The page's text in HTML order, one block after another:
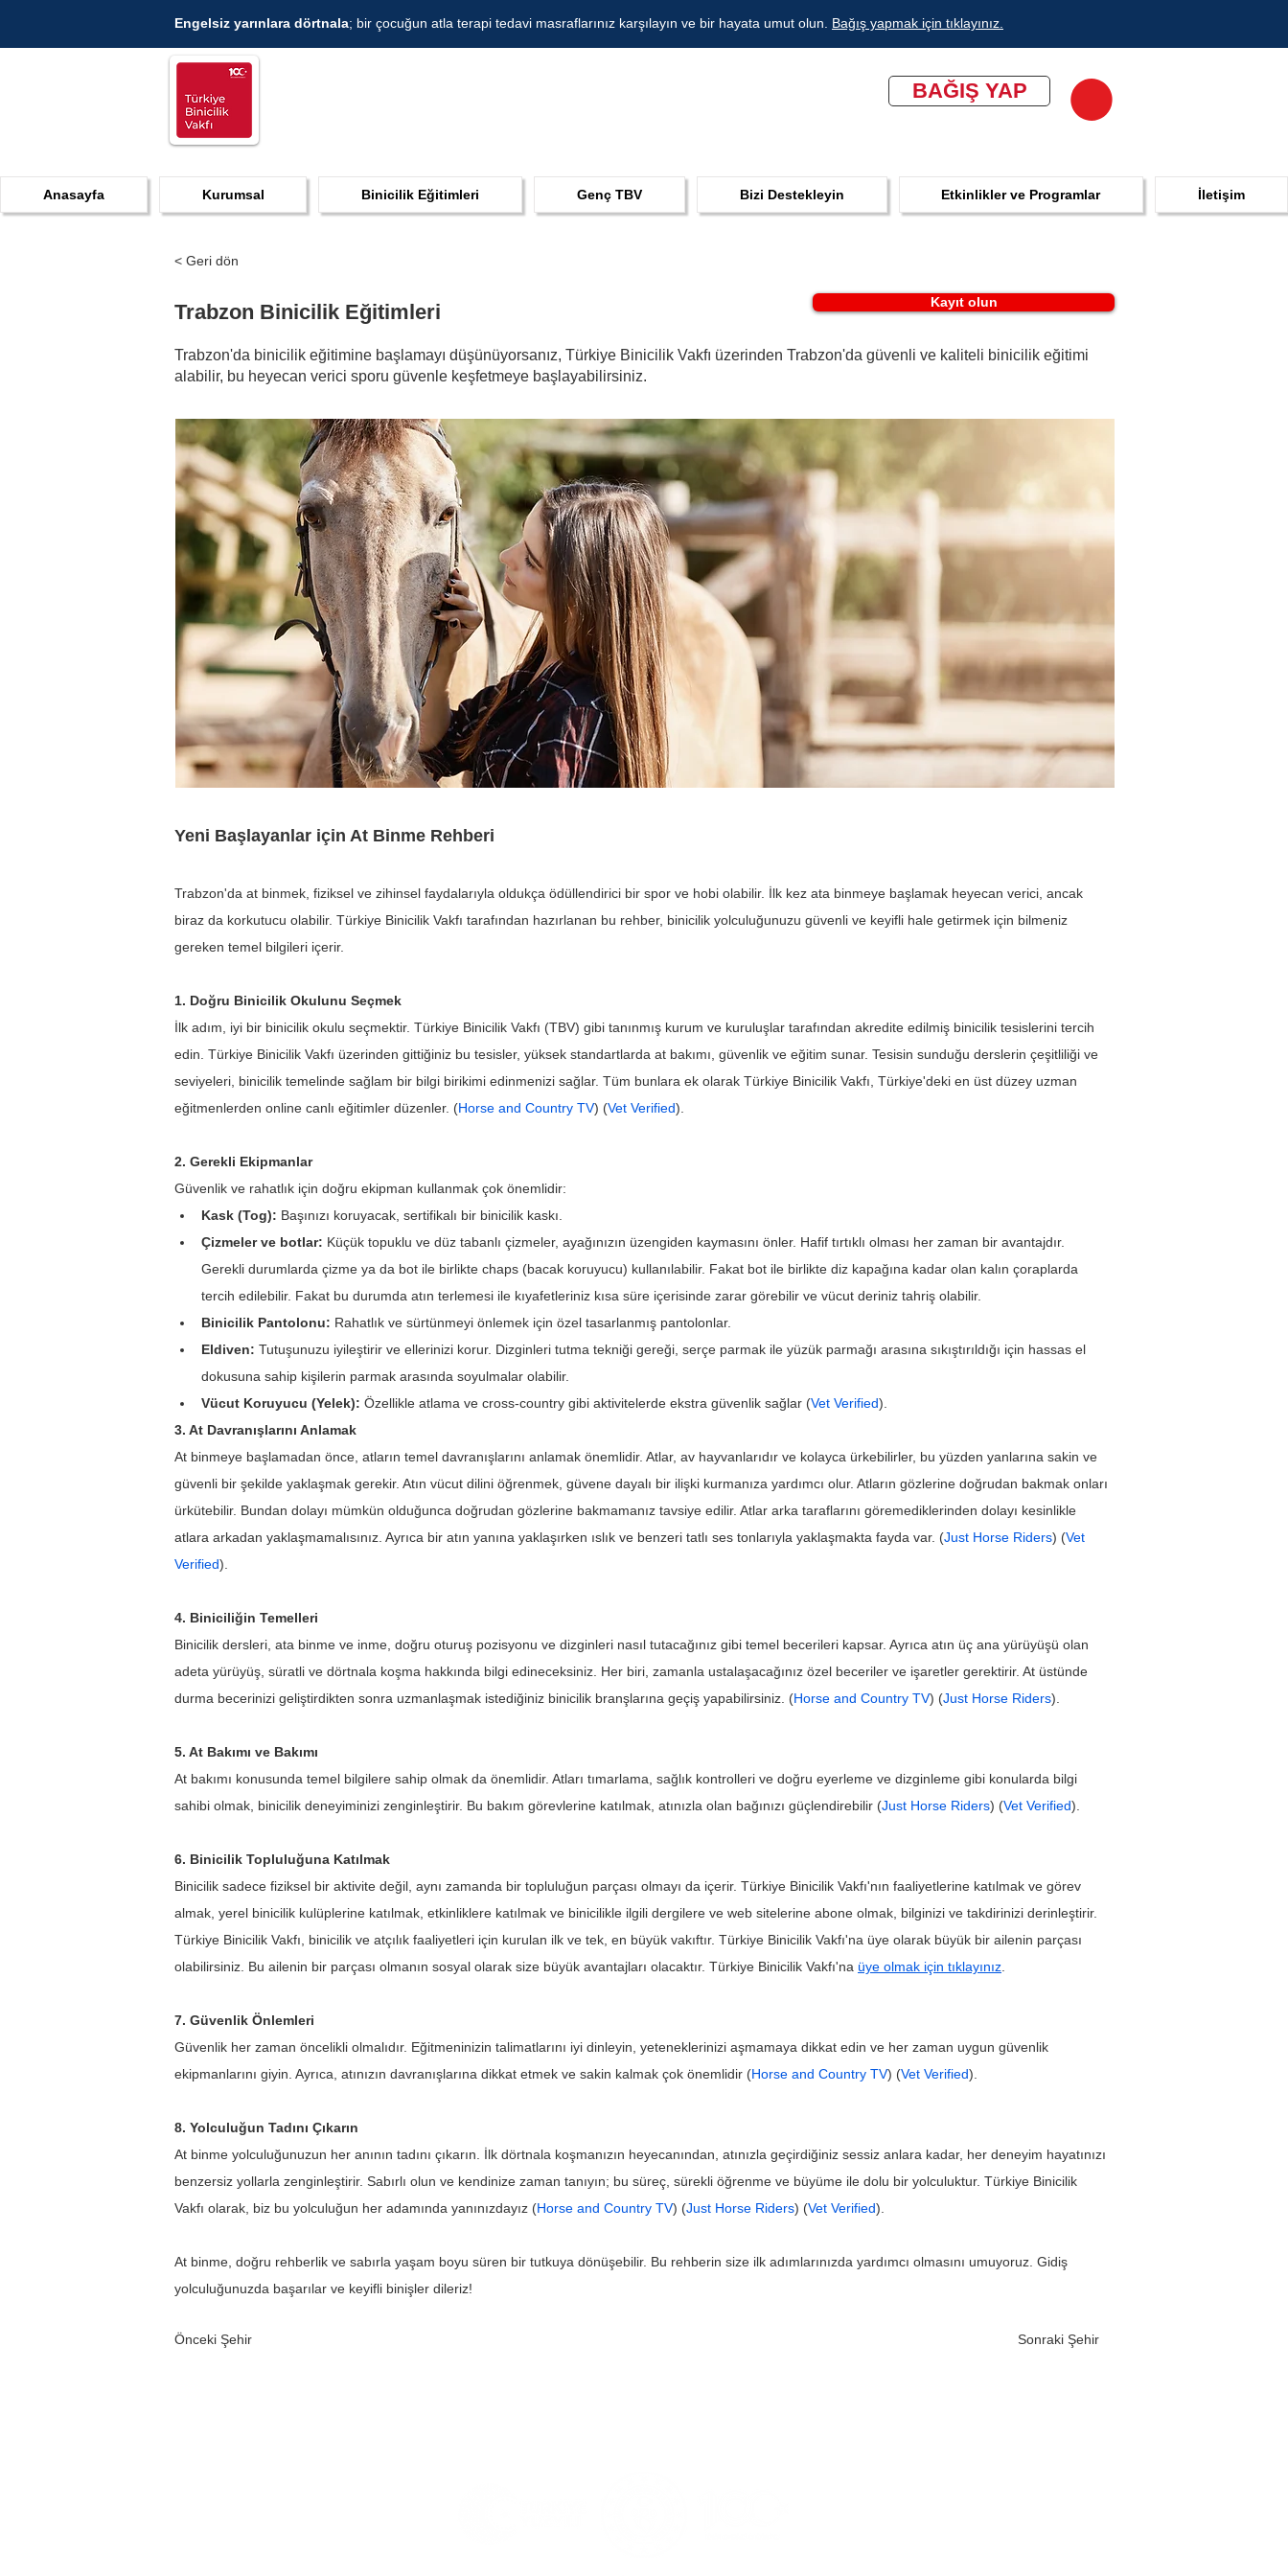
Engelsiz yarınlara dörtnala; bir çocuğun atla terapi tedavi masraflarınız karşılayın ve bir hayata umut olun. Bağış yapmak için tıklayınız.
BAĞIŞ YAP
Anasayfa Kurumsal Binicilik Eğitimleri Genç TBV Bizi Destekleyin Etkinlikler ve Programlar İletişim
< Geri dön
Trabzon Binicilik Eğitimleri Kayıt olun
Trabzon'da binicilik eğitimine başlamayı düşünüyorsanız, Türkiye Binicilik Vakfı üzerinden Trabzon'da güvenli ve kaliteli binicilik eğitimi
alabilir, bu heyecan verici sporu güvenle keşfetmeye başlayabilirsiniz.
Yeni Başlayanlar için At Binme Rehberi
Trabzon'da at binmek, fiziksel ve zihinsel faydalarıyla oldukça ödüllendirici bir spor ve hobi olabilir. İlk kez ata binmeye başlamak heyecan verici, ancak
biraz da korkutucu olabilir. Türkiye Binicilik Vakfı tarafından hazırlanan bu rehber, binicilik yolculuğunuzu güvenli ve keyifli hale getirmek için bilmeniz
gereken temel bilgileri içerir.
1. Doğru Binicilik Okulunu Seçmek
İlk adım, iyi bir binicilik okulu seçmektir. Türkiye Binicilik Vakfı (TBV) gibi tanınmış kurum ve kuruluşlar tarafından akredite edilmiş binicilik tesislerini tercih
edin. Türkiye Binicilik Vakfı üzerinden gittiğiniz bu tesisler, yüksek standartlarda at bakımı, güvenlik ve eğitim sunar. Tesisin sunduğu derslerin çeşitliliği ve
seviyeleri, binicilik temelinde sağlam bir bilgi birikimi edinmenizi sağlar. Tüm bunlara ek olarak Türkiye Binicilik Vakfı, Türkiye'deki en üst düzey uzman
eğitmenlerden online canlı eğitimler düzenler. (Horse and Country TV) (Vet Verified).
2. Gerekli Ekipmanlar
Güvenlik ve rahatlık için doğru ekipman kullanmak çok önemlidir:
Kask (Tog): Başınızı koruyacak, sertifikalı bir binicilik kaskı.
Çizmeler ve botlar: Küçük topuklu ve düz tabanlı çizmeler, ayağınızın üzengiden kaymasını önler. Hafif tırtıklı olması her zaman bir avantajdır.
Gerekli durumlarda çizme ya da bot ile birlikte chaps (bacak koruyucu) kullanılabilir. Fakat bot ile birlikte diz kapağına kadar olan kalın çoraplarda
tercih edilebilir. Fakat bu durumda atın terlemesi ile kıyafetleriniz kısa süre içerisinde zarar görebilir ve vücut deriniz tahriş olabilir.
Binicilik Pantolonu: Rahatlık ve sürtünmeyi önlemek için özel tasarlanmış pantolonlar.
Eldiven: Tutuşunuzu iyileştirir ve ellerinizi korur. Dizginleri tutma tekniği gereği, serçe parmak ile yüzük parmağı arasına sıkıştırıldığı için hassas el
dokusuna sahip kişilerin parmak arasında soyulmalar olabilir.
Vücut Koruyucu (Yelek): Özellikle atlama ve cross-country gibi aktivitelerde ekstra güvenlik sağlar (Vet Verified).
3. At Davranışlarını Anlamak
At binmeye başlamadan önce, atların temel davranışlarını anlamak önemlidir. Atlar, av hayvanlarıdır ve kolayca ürkebilirler, bu yüzden yanlarına sakin ve
güvenli bir şekilde yaklaşmak gerekir. Atın vücut dilini öğrenmek, güvene dayalı bir ilişki kurmanıza yardımcı olur. Atların gözlerine doğrudan bakmak onları
ürkütebilir. Bundan dolayı mümkün olduğunca doğrudan gözlerine bakmamanız tavsiye edilir. Atlar arka taraflarını göremediklerinden dolayı kesinlikle
atlara arkadan yaklaşmamalısınız. Ayrıca bir atın yanına yaklaşırken ıslık ve benzeri tatlı ses tonlarıyla yaklaşmakta fayda var. (Just Horse Riders) (Vet
Verified).
4. Biniciliğin Temelleri
Binicilik dersleri, ata binme ve inme, doğru oturuş pozisyonu ve dizginleri nasıl tutacağınız gibi temel becerileri kapsar. Ayrıca atın üç ana yürüyüşü olan
adeta yürüyüş, süratli ve dörtnala koşma hakkında bilgi edineceksiniz. Her biri, zamanla ustalaşacağınız özel beceriler ve işaretler gerektirir. At üstünde
durma becerinizi geliştirdikten sonra uzmanlaşmak istediğiniz binicilik branşlarına geçiş yapabilirsiniz. (Horse and Country TV) (Just Horse Riders).
5. At Bakımı ve Bakımı
At bakımı konusunda temel bilgilere sahip olmak da önemlidir. Atları tımarlama, sağlık kontrolleri ve doğru eyerleme ve dizginleme gibi konularda bilgi
sahibi olmak, binicilik deneyiminizi zenginleştirir. Bu bakım görevlerine katılmak, atınızla olan bağınızı güçlendirebilir (Just Horse Riders) (Vet Verified).
6. Binicilik Topluluğuna Katılmak
Binicilik sadece fiziksel bir aktivite değil, aynı zamanda bir topluluğun parçası olmayı da içerir. Türkiye Binicilik Vakfı'nın faaliyetlerine katılmak ve görev
almak, yerel binicilik kulüplerine katılmak, etkinliklere katılmak ve binicilikle ilgili dergilere ve web sitelerine abone olmak, bilginizi ve takdirinizi derinleştirir.
Türkiye Binicilik Vakfı, binicilik ve atçılık faaliyetleri için kurulan ilk ve tek, en büyük vakıftır. Türkiye Binicilik Vakfı'na üye olarak büyük bir ailenin parçası
olabilirsiniz. Bu ailenin bir parçası olmanın sosyal olarak size büyük avantajları olacaktır. Türkiye Binicilik Vakfı'na üye olmak için tıklayınız
7. Güvenlik Önlemleri
Güvenlik her zaman öncelikli olmalıdır. Eğitmeninizin talimatlarını iyi dinleyin, yeteneklerinizi aşmamaya dikkat edin ve her zaman uygun güvenlik
ekipmanlarını giyin. Ayrıca, atınızın davranışlarına dikkat etmek ve sakin kalmak çok önemlidir (Horse and Country TV) (Vet Verified).
8. Yolculuğun Tadını Çıkarın
At binme yolculuğunuzun her anının tadını çıkarın. İlk dörtnala koşmanızın heyecanından, atınızla geçirdiğiniz sessiz anlara kadar, her deneyim hayatınızı
benzersiz yollarla zenginleştirir. Sabırlı olun ve kendinize zaman tanıyın; bu süreç, sürekli öğrenme ve büyüme ile dolu bir yolculuktur. Türkiye Binicilik
Vakfı olarak, biz bu yolculuğun her adamında yanınızdayız (Horse and Country TV) (Just Horse Riders) (Vet Verified).
At binme, doğru rehberlik ve sabırla yaşam boyu süren bir tutkuya dönüşebilir. Bu rehberin size ilk adımlarınızda yardımcı olmasını umuyoruz. Gidiş
yolculuğunuzda başarılar ve keyifli binişler dileriz!
Önceki Şehir Sonraki Şehir